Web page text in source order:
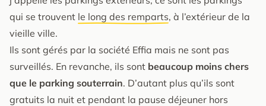
qui se trouvent le long des remparts, à l’extérieur de la
vieille ville.
Ils sont gérés par la société Effia mais ne sont pas
surveillés. En revanche, ils sont beaucoup moins chers
que le parking souterrain. D’autant plus qu’ils sont
gratuits la nuit et pendant la pause déjeuner hors